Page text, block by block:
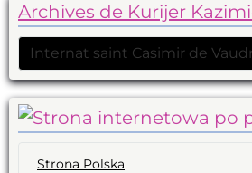
Archives de Kurijer
Strona Polska